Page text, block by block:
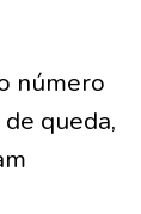
número
queda,